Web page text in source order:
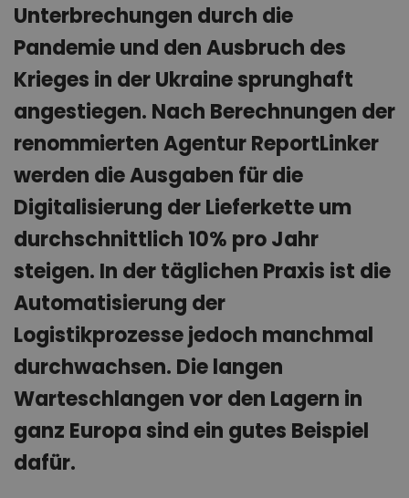
Unterbrechungen durch die
Pandemie und den Ausbruch des
Krieges in der Ukraine sprunghaft
angestiegen. Nach Berechnungen der
renommierten Agentur ReportLinker
werden die Ausgaben für die
Digitalisierung der Lieferkette um
durchschnittlich 10% pro Jahr
steigen. In der täglichen Praxis ist die
Automatisierung der
Logistikprozesse jedoch manchmal
durchwachsen. Die langen
Warteschlangen vor den Lagern in
ganz Europa sind ein gutes Beispiel
dafür.